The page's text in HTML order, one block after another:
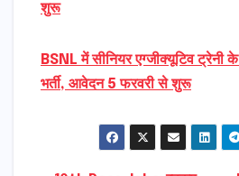
शुरू
BSNL में सीनियर एग्जीक्यूटिव ट्रेनी
भर्ती, आवेदन 5 फरवरी से शुरू